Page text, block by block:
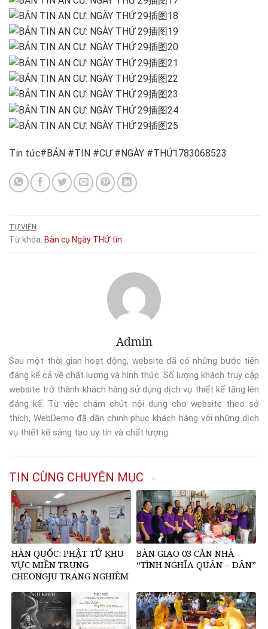
Tin tức#BẢN #TIN #CƯ #NGÀY #THỨ1783068523
TỰ VIỆN
Từ khóa: Bàn cụ Ngày THỨ tin
Admin
Sau một thời gian hoạt động, website đã có những bước tiến
đáng kể cả về chất lượng và hình thức. Số lượng khách truy cập
website trở thành khách hàng sử dụng dịch vụ thiết kế tăng lên
đáng kể. Từ việc chăm chút nội dung cho website theo sở
thích, WebDemo đã dần chinh phục khách hàng với những dịch
vụ thiết kế sáng tạo uy tín và chất lượng.
TIN CÙNG CHUYÊN MỤC
HÀN QUỐC: PHẬT TỬ KHU
VỰC MIỀN TRUNG
CHEONGJU TRANG NGHIÊM
NGÀY AN LẠC
BÀN GIAO 03 CĂN NHÀ
“TÌNH NGHĨA QUÂN – DÂN”